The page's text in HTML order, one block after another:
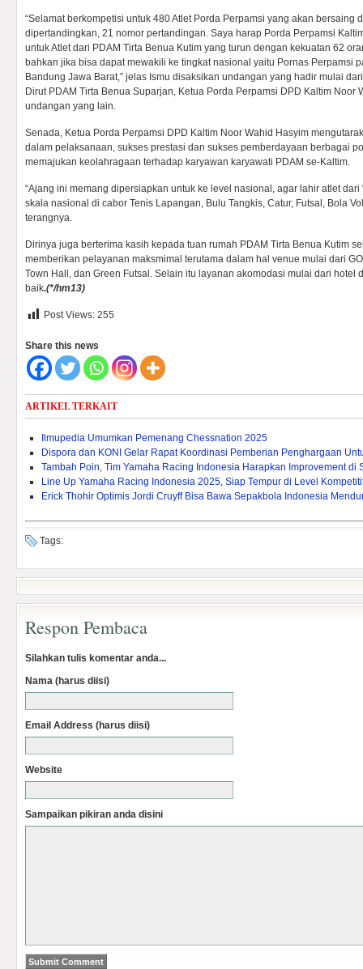
“Selamat berkompetisi untuk 480 Atlet Porda Perpamsi yang akan bersaing
dipertandingkan, 21 nomor pertandingan. Saya harap Porda Perpamsi
untuk Atlet dari PDAM Tirta Benua Kutim yang turun dengan kekuatan 62
bahkan jika bisa dapat mewakili ke tingkat nasional yaitu Pornas Perpamsi
Bandung Jawa Barat,” jelas Ismu disaksikan undangan yang hadir mulai
Dirut PDAM Tirta Benua Suparjan, Ketua Porda Perpamsi DPD Kaltim Noor
undangan yang lain.
Senada, Ketua Porda Perpamsi DPD Kaltim Noor Wahid Hasyim
dalam pelaksanaan, sukses prestasi dan sukses pemberdayaan berbagai
memajukan keolahragaan terhadap karyawan karyawati PDAM se-Kaltim.
“Ajang ini memang dipersiapkan untuk ke level nasional, agar lahir atlet dari
skala nasional di cabor Tenis Lapangan, Bulu Tangkis, Catur, Futsal, Bola
terangnya.
Dirinya juga berterima kasih kepada tuan rumah PDAM Tirta Benua Kutim
memberikan pelayanan maksmimal terutama dalam hal venue mulai dari
Town Hall, dan Green Futsal. Selain itu layanan akomodasi mulai dari hotel
baik.(*/hm13)
Post Views: 255
Share this news
ARTIKEL TERKAIT
Ilmupedia Umumkan Pemenang Chessnation 2025
Dispora dan KONI Gelar Rapat Koordinasi Pemberian Penghargaan
Tambah Poin, Tim Yamaha Racing Indonesia Harapkan Improvement di
Line Up Yamaha Racing Indonesia 2025, Siap Tempur di Level
Erick Thohir Optimis Jordi Cruyff Bisa Bawa Sepakbola Indonesia
Tags:
Respon Pembaca
Silahkan tulis komentar anda...
Nama (harus diisi)
Email Address (harus diisi)
Website
Sampaikan pikiran anda disini